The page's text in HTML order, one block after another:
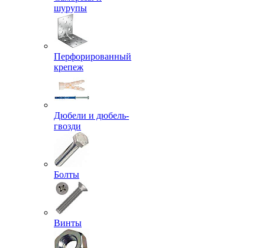
шурупы
Перфорированный
крепеж
Дюбели и дюбель-
гвозди
Болты
Винты